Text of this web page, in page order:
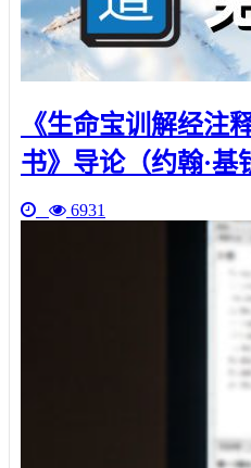
《生命宝训解经注
书》导论（约翰·基
6931